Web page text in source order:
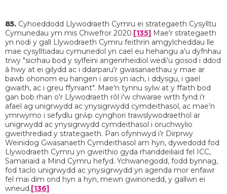
85. Cyhoeddodd Llywodraeth Cymru ei strategaeth Cysylltu
Cymunedau ym mis Chwefror 2020. [135] Mae'r strategaeth
yn nodi y gall Llywodraeth Cymru feithrin amgylcheddau lle
mae cysylltiadau cymunedol yn cael eu hehangu a'u dyfnhau
trwy "sicrhau bod y sylfeini angenrheidiol wedi’u gosod i ddod
â hwy at ei gilydd ac i ddarparu'r gwasanaethau y mae ar
bawb ohonom eu hangen i aros yn iach, i ddysgu, i gael
gwaith, ac i greu ffyniant". Mae'n tynnu sylw at y ffaith bod
gan bob rhan o'r Llywodraeth rôl i'w chwarae wrth fynd i'r
afael ag unigrwydd ac ynysigrwydd cymdeithasol, ac mae’n
ymrwymo i sefydlu grŵp cynghori trawslywodraethol ar
unigrwydd ac ynysigrwydd cymdeithasol i oruchwylio
gweithrediad y strategaeth. Pan ofynnwyd i'r Dirprwy
Weinidog Gwasanaeth Cymdeithasol am hyn, dywedodd fod
Llywodraeth Cymru yn gweithio gyda rhanddeiliaid fel ICC,
Samariaid a Mind Cymru hefyd. Ychwanegodd, fodd bynnag,
fod taclo unigrwydd ac ynysigrwydd yn agenda mor enfawr
fel mai dim ond hyn a hyn, mewn gwirionedd, y gallwn ei
wneud. [136]